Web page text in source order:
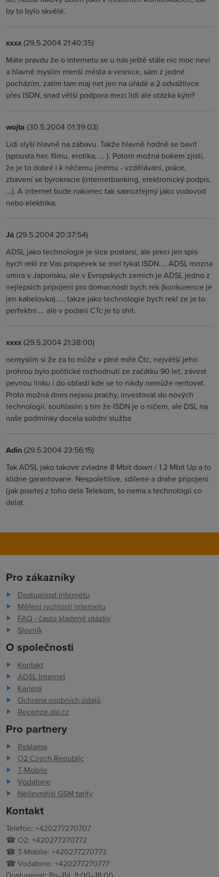
by to bylo skvělé.
xxxx(29.5.2004 21:40:35)
Máte pravdu že o internetu se u nás ještě stále nic moc neví
a hlavně myslím menší města a vesnice, sám z jedné
pocházím, zatím tam maj net jen na úřádě a 2 odvážlivce
přes ISDN, snad větší podpora mezi lidi ale otázka kým?
wojta (30.5.2004 01:39:03)
Lidi slyší hlavně na zábavu. Takže hlavně hodně se bavit
(spousta her, filmu, erotika, ... ). Potom možná bokem zjistí,
že je to dobré i k něčemu jinému - vzdělávání, práce,
zbavení se byrokracie (internetbanking, elektronický podpis,
...). A internet bude nakonec tak samozřejmý jako vodovod
nebo elektrika.
Já (29.5.2004 20:37:54)
ADSL jako technologie je sice postarsi, ale preci jen spis
bych rekl ze Vas prispevek se mel tykat ISDN.... ADSL mozna
umira v Japonsku, ale v Evropskych zemich je ADSL jedno z
nejlepsich pripojeni pro domacnosti bych rek (konkurence je
jen kabelovka)..... takze jako technologie bych rekl ze je to
perfektni.... ale v podani CTc je to shit.
xxxx(29.5.2004 21:38:00)
nemyslím si že za to může v plné míře Čtc, největší jeho
prohrou bylo politické rozhodnutí ze začátku 90 let, závest
pevnou linku i do oblastí kde se to nikdy nemůže rentovat.
Proto možná dnes nejsou prachy, investovat do nových
technologií, souhlasím s tím že ISDN je o ničem, ale DSL na
naše podmínky docela solidní služba
Adin(29.5.2004 23:56:15)
Tak ADSL jako takove zvladne 8 Mbit down / 1.2 Mbit Up a to
klidne garantovane. Nespolehlive, sdilene a drahe pripojeni
(jak pisete) z toho dela Telekom, to nema s technologii co
delat.
Pro zákazníky
Dostupnost internetu
Měření rychlosti internetu
FAQ - často kladené otázky
Slovník
O společnosti
Kontakt
ADSL Internet
Kariéra
Ochrana osobních údajů
Recenze dsl.cz
Pro partnery
Reklama
O2 Czech Republic
T-Mobile
Vodafone
Nejlevnější GSM tarify
Kontakt
Telefon: +420277270707
☎ O2: +420277270772
☎ T-Mobile: +420277270773
☎ Vodafone: +420277270777